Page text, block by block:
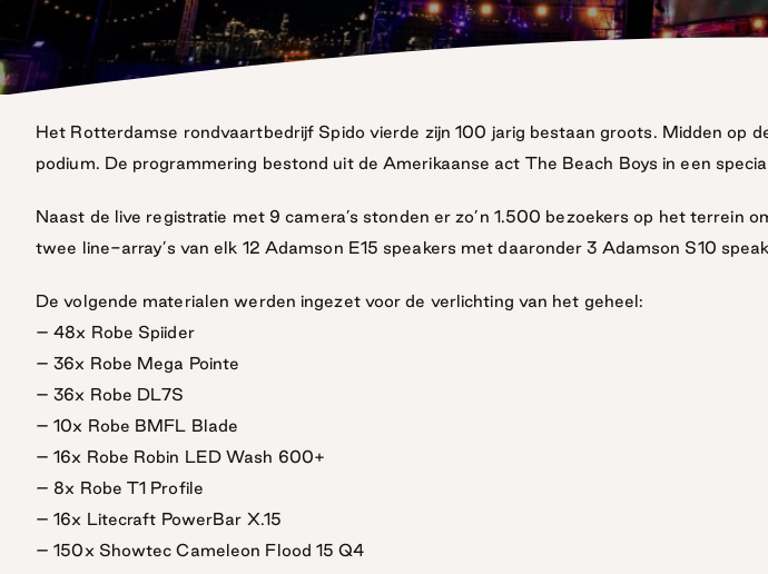
Het Rotterdamse rondvaartbedrijf Spido vierde zijn 100 jarig bestaan groots. Midden op
podium. De programmering bestond uit de Amerikaanse act The Beach Boys in een
Naast de live registratie met 9 camera’s stonden er zo’n 1.500 bezoekers op het
twee line-array’s van elk 12 Adamson E15 speakers met daaronder 3 Adamson S10
De volgende materialen werden ingezet voor de verlichting van het geheel:
– 48x Robe Spiider
– 36x Robe Mega Pointe
– 36x Robe DL7S
– 10x Robe BMFL Blade
– 16x Robe Robin LED Wash 600+
– 8x Robe T1 Profile
– 16x Litecraft PowerBar X.15
– 150x Showtec Cameleon Flood 15 Q4